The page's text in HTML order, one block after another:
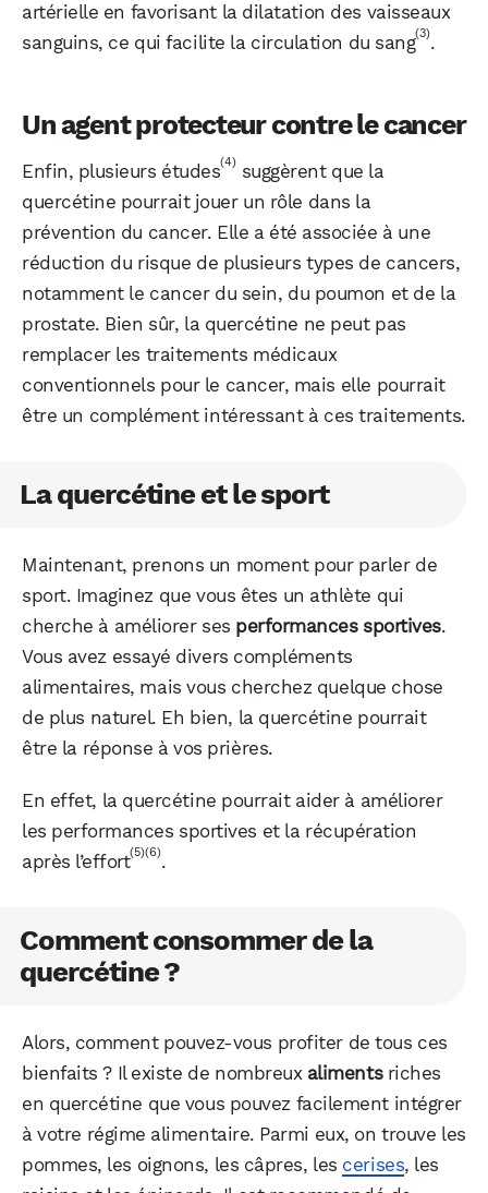
artérielle en favorisant la dilatation des vaisseaux
sanguins, ce qui facilite la circulation du sang(3).
Un agent protecteur contre le cancer
Enfin, plusieurs études(4) suggèrent que la
quercétine pourrait jouer un rôle dans la
prévention du cancer. Elle a été associée à une
réduction du risque de plusieurs types de cancers,
notamment le cancer du sein, du poumon et de la
prostate. Bien sûr, la quercétine ne peut pas
remplacer les traitements médicaux
conventionnels pour le cancer, mais elle pourrait
être un complément intéressant à ces traitements.
La quercétine et le sport
Maintenant, prenons un moment pour parler de
sport. Imaginez que vous êtes un athlète qui
cherche à améliorer ses performances sportives.
Vous avez essayé divers compléments
alimentaires, mais vous cherchez quelque chose
de plus naturel. Eh bien, la quercétine pourrait
être la réponse à vos prières.
En effet, la quercétine pourrait aider à améliorer
les performances sportives et la récupération
après l’effort(5)(6).
Comment consommer de la
quercétine ?
Alors, comment pouvez-vous profiter de tous ces
bienfaits ? Il existe de nombreux alimentsriches
en quercétine que vous pouvez facilement intégrer
à votre régime alimentaire. Parmi eux, on trouve les
pommes, les oignons, les câpres, les cerises, les